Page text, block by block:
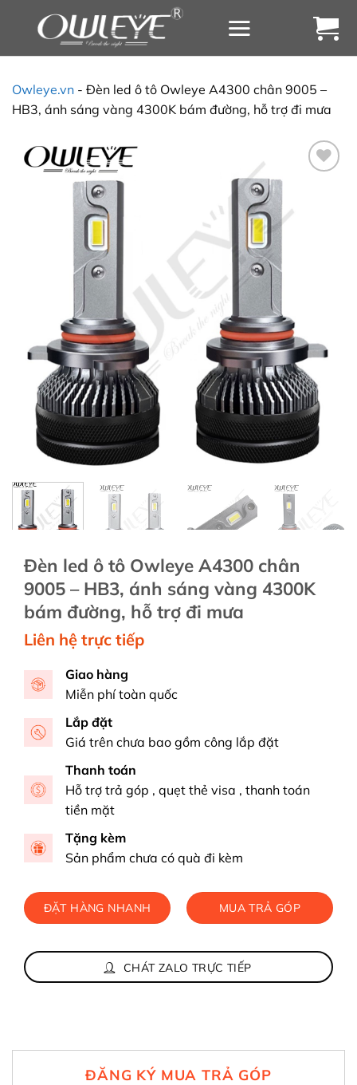
Owleye.vn - Đèn led ô tô Owleye A4300 chân 9005 –
HB3, ánh sáng vàng 4300K bám đường, hỗ trợ đi mưa
Đèn led ô tô Owleye A4300 chân
9005 – HB3, ánh sáng vàng 4300K
bám đường, hỗ trợ đi mưa
Liên hệ trực tiếp
Giao hàng
Miễn phí toàn quốc
Lắp đặt
Giá trên chưa bao gồm công lắp đặt
Thanh toán
Hỗ trợ trả góp , quẹt thẻ visa , thanh toán
tiền mặt
Tặng kèm
Sản phẩm chưa có quà đi kèm
ĐẶT HÀNG NHANH MUA TRẢ GÓP
CHÁT ZALO TRỰC TIẾP
ĐĂNG KÝ MUA TRẢ GÓP